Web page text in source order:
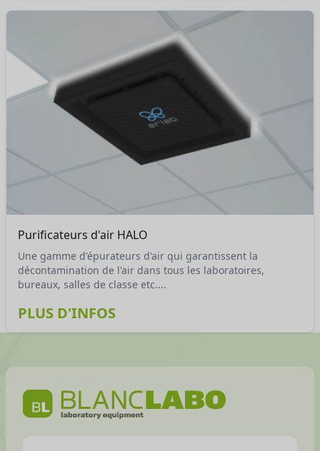
Purificateurs d'air HALO
Une gamme d'épurateurs d'air qui garantissent la
décontamination de l'air dans tous les laboratoires,
bureaux, salles de classe etc....
PLUS D'INFOS